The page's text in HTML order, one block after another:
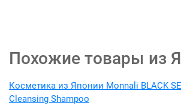
Похожие товары из
Косметика из Японии Monnali BLACK
Cleansing Shampoo